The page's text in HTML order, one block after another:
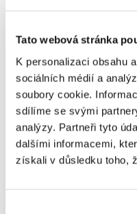
Tato webová stránka
K personalizaci obsahu
sociálních médií a
soubory cookie.
sdílíme se svými
analýzy. Partneři tyto
dalšími informacemi,
získali v důsledku toho,